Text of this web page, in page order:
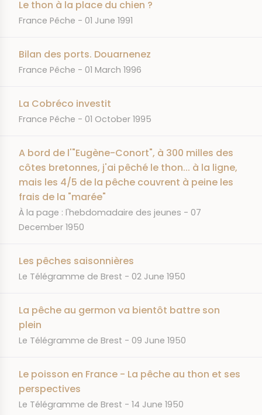
Le thon à la place du chien ?
JOURNAL
France Pêche DATE
01 June 1991
Bilan des ports. Douarnenez
JOURNAL
France Pêche DATE
01 March 1996
La Cobréco investit
JOURNAL
France Pêche DATE
01 October 1995
A bord de l'"Eugène-Conort", à 300 milles des
côtes bretonnes, j'ai pêché le thon... à la ligne,
mais les 4/5 de la pêche couvrent à peine les
frais de la "marée"
JOURNAL
À la page : l'hebdomadaire des jeunes DATE
07
December 1950
Les pêches saisonnières
JOURNAL
Le Télégramme de Brest DATE
02 June 1950
La pêche au germon va bientôt battre son
plein
JOURNAL
Le Télégramme de Brest DATE
09 June 1950
Le poisson en France - La pêche au thon et ses
perspectives
JOURNAL
Le Télégramme de Brest DATE
14 June 1950